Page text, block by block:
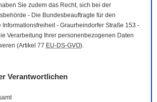
Sie zudem das Recht, sich bei der
- Die Bundesbeauftragte für den
Informationsfreiheit - Graurheindorfer Straße 153 -
Verarbeitung Ihrer personenbezogenen Daten
(Artikel 77 EU-DS-GVO).
Verantwortlichen